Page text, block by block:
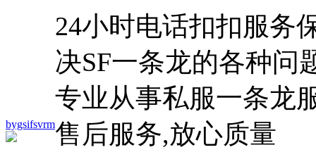
bygsifsvrm
24小时电话扣扣服务
决SF一条龙的各种问
专业从事私服一条龙
售后服务,放心质量